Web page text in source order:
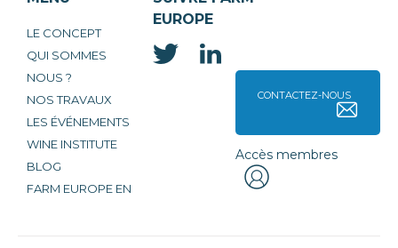
LE CONCEPT
QUI SOMMES
NOUS ?
NOS TRAVAUX
LES ÉVÉNEMENTS
WINE INSTITUTE
BLOG
FARM EUROPE EN
EUROPE
CONTACTEZ-NOUS
Accès membres